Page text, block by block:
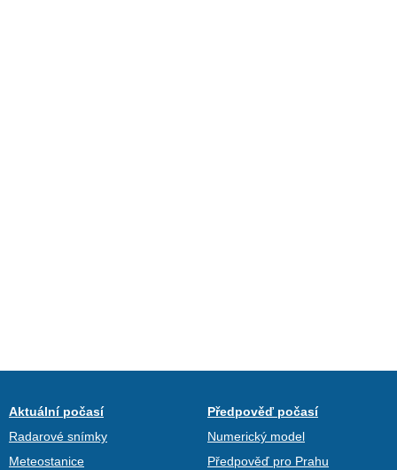
Aktuální počasí
Radarové snímky
Meteostanice
Předpověď počasí
Numerický model
Předpověď pro Prahu